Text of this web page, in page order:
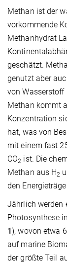
Methan ist der
vorkommende
Methanhydrat
geschätzt.
genutzt aber
von Wasserstoff
Methan kommt
Konzentration
hat, was von
mit einem fast
CO2 ist. Die
Methan aus H2
den
Jährlich werden
Photosynthese
1), wovon etwa
auf marine
der größte Teil